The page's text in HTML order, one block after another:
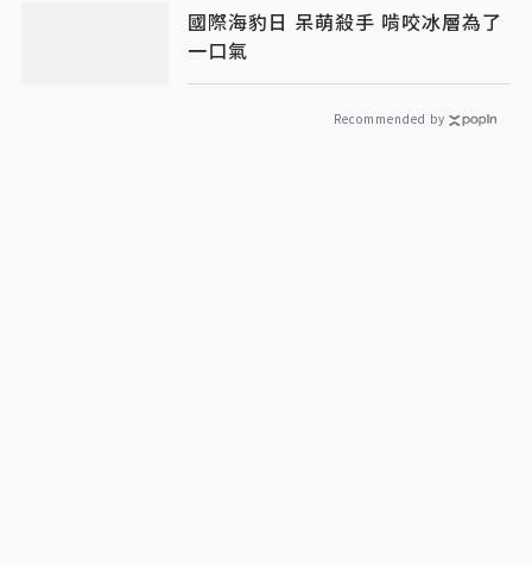
國際海豹日 呆萌殺手 啃咬冰層為了
一口氣
Recommended by